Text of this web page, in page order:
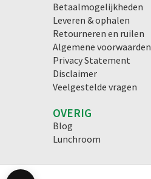
Betaalmogelijkheden
Leveren & ophalen
Retourneren en ruilen
Algemene voorwaarden
Privacy Statement
Disclaimer
Veelgestelde vragen
OVERIG
Blog
Lunchroom